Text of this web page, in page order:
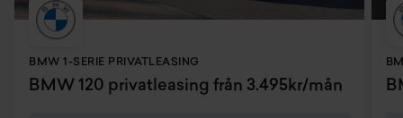
M sport exteriöra delar
BMW 1-SERIE PRIVATLEASING
BMW 120 privatleasing från 3.495kr/mån